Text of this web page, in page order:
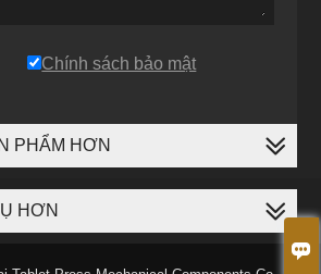

Chính sách bảo mật
PHẨM HƠN
HƠN